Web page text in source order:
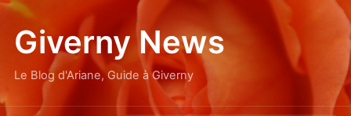
Giverny News
Le Blog d'Ariane, Guide à Giverny